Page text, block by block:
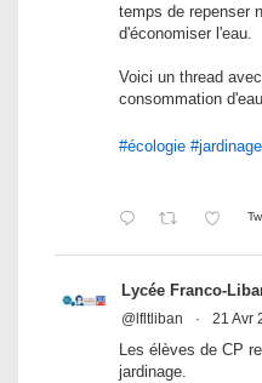
temps de repenser
d'économiser l'eau.
Voici un thread
consommation
#écologie #jardinage
Lycée Franco-
@lfltliban · 21 Avr
Les élèves de CP
jardinage.